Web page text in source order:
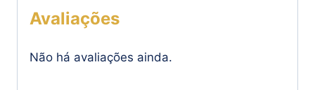
Avaliações
Não há avaliações ainda.